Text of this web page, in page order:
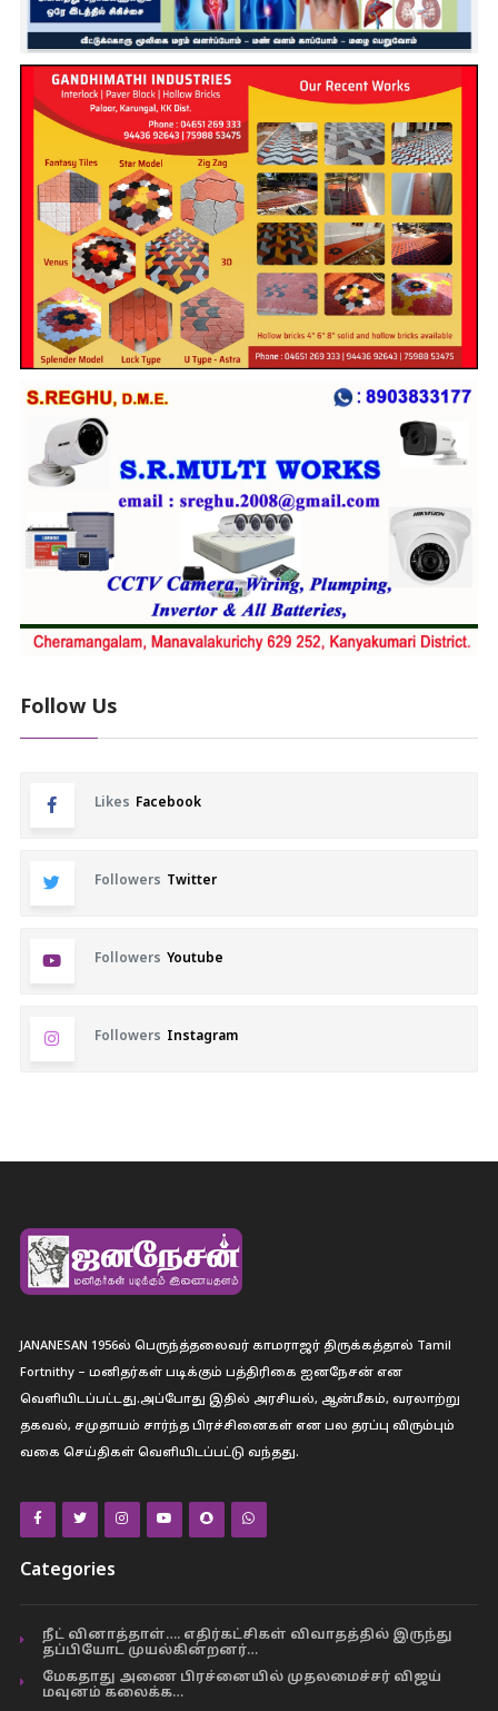
Follow Us
Likes Facebook
Followers Twitter
Followers Youtube
Followers Instagram
JANANESAN 1956ல் பெருந்த்தலைவர் காமராஜர் திருக்கத்தால் Tamil
Fortnithy – மனிதர்கள் படிக்கும் பத்திரிகை ஐனநேசன் என
வெளியிடப்பட்டது.அப்போது இதில் அரசியல், ஆன்மீகம், வரலாற்று
தகவல், சமுதாயம் சார்ந்த பிரச்சினைகள் என பல தரப்பு விரும்பும்
வகை செய்திகள் வெளியிடப்பட்டு வந்தது.
Categories
நீட் வினாத்தாள்…. எதிர்கட்சிகள் விவாதத்தில் இருந்து
தப்பியோட முயல்கின்றனர்…
மேகதாது அணை பிரச்னையில் முதலமைச்சர் விஜய்
மவுனம் கலைக்க…